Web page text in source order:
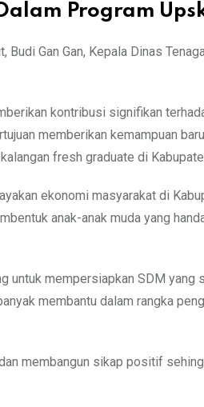
Program
Gan Gan, Kepala Dinas
kontribusi signifikan
memberikan kemampuan
fresh graduate di
ekonomi masyarakat di
anak-anak muda yang
untuk mempersiapkan SDM yang
membantu dalam rangka
membangun sikap positif